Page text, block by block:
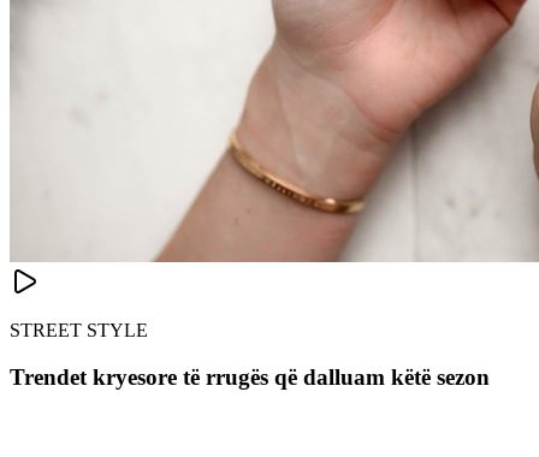
STREET STYLE
Trendet kryesore të rrugës që dalluam këtë sezon